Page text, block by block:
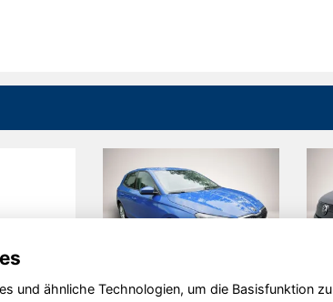
und ähnliche Technologien, um die Basisfunktion zu